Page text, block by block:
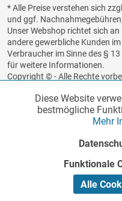
* Alle Preise verstehen sich
und ggf.
Unser Webshop richtet sich
andere gewerbliche Kunden
Verbraucher im Sinne des §
für weitere Informationen.
Copyright © - Alle Rechte
Realisiert von
Funktionale
Diese Website
bestmögliche
Mehr
Funktionale
Alle